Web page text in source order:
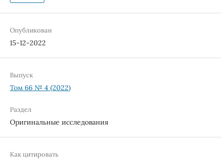
Опубликован
15-12-2022
Выпуск
Том 66 № 4 (2022)
Раздел
Оригинальные исследования
Как цитировать